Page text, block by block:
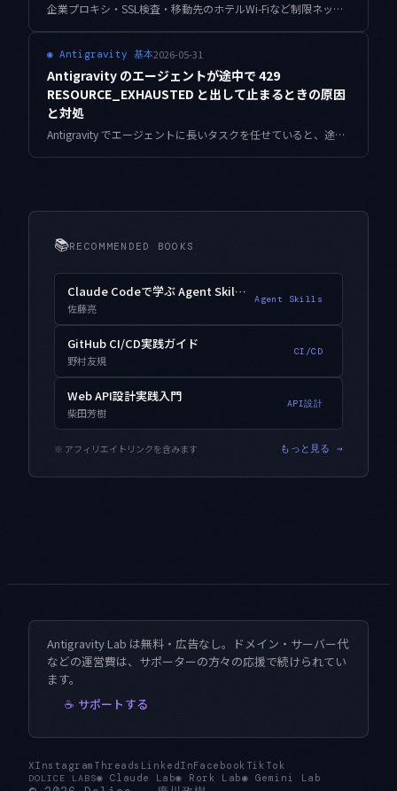
企業プロキシ・SSL検査・移動先のホテルWi-Fiなど制限ネットワークで Antigravity が沈黙する原因をレイヤー別に切り分け、証明書・NO_PROXY・接続プロファイルを安全側の設定で乗り越えるための実践ノートです。
◉ Antigravity 基本2026-05-31
Antigravity のエージェントが途中で 429
RESOURCE_EXHAUSTED と出して止まるときの原因
と対処
Antigravity でエージェントに長いタスクを任せていると、途中で「429 RESOURCE_EXHAUSTED」と出して手が止まることがあります。これは API のレート制限・クォータ超過のサインです。私が自動運用の現場で踏んだ原因の切り分けと、再発させないための具体的な対処をまとめました。
📚RECOMMENDED BOOKS
Claude Codeで学ぶ Agent Skills入門
佐藤亮
Agent Skills
GitHub CI/CD実践ガイド
野村友規
CI/CD
Web API設計実践入門
柴田芳樹
API設計
※ アフィリエイトリンクを含みます もっと見る →
Antigravity Lab は無料・広告なし。ドメイン・サーバー代
などの運営費は、サポーターの方々の応援で続けられてい
ます。
☕ サポートする
XInstagram Threads LinkedInFacebook TikTok
DOLICE LABS◉ Claude Lab◉ Rork Lab◉ Gemini Lab